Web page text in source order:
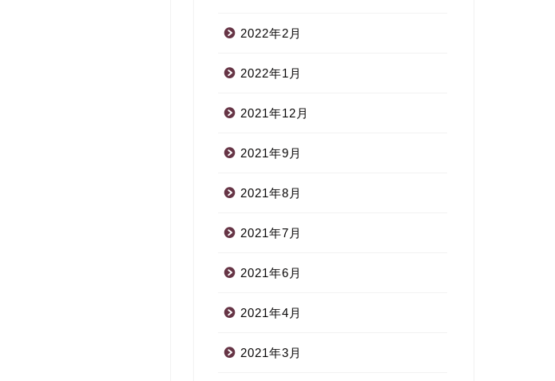
2022年2月
2022年1月
2021年12月
2021年9月
2021年8月
2021年7月
2021年6月
2021年4月
2021年3月